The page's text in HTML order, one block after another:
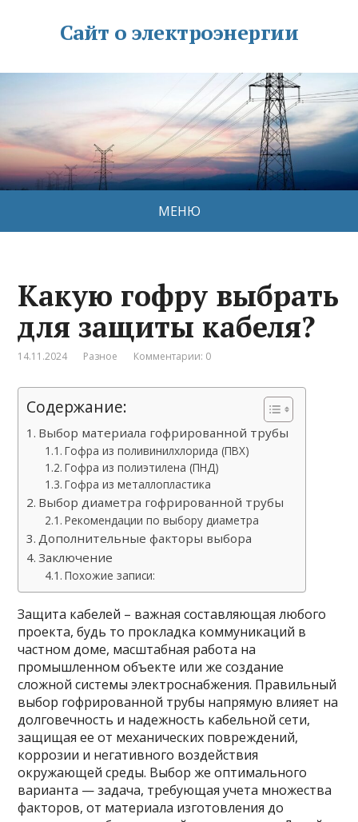
Сайт о электроэнергии
МЕНЮ
Какую гофру выбрать
для защиты кабеля?
14.11.2024 Разное Комментарии: 0
Содержание:
Выбор материала гофрированной трубы
Гофра из поливинилхлорида (ПВХ)
Гофра из полиэтилена (ПНД)
Гофра из металлопластика
Выбор диаметра гофрированной трубы
Рекомендации по выбору диаметра
Дополнительные факторы выбора
Заключение
Похожие записи:
Защита кабелей – важная составляющая любого
проекта, будь то прокладка коммуникаций в
частном доме, масштабная работа на
промышленном объекте или же создание
сложной системы электроснабжения. Правильный
выбор гофрированной трубы напрямую влияет на
долговечность и надежность кабельной сети,
защищая ее от механических повреждений,
коррозии и негативного воздействия
окружающей среды. Выбор же оптимального
варианта — задача, требующая учета множества
факторов, от материала изготовления до